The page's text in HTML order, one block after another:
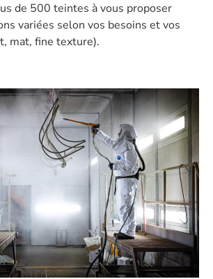
de 500 teintes à vous proposer
variées selon vos besoins et vos
mat, fine texture).